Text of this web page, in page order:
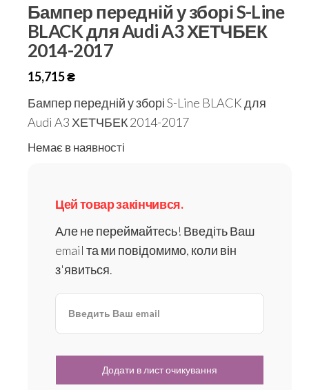
Бампер передній у зборі S-Line
BLACK для Audi A3 ХЕТЧБЕК
2014-2017
15,715₴
Бампер передній у зборі S-Line BLACK для
Audi A3 ХЕТЧБЕК 2014-2017
Немає в наявності
Цей товар закінчився.
Але не переймайтесь! Введіть Ваш
email та ми повідомимо, коли він
з'явиться.